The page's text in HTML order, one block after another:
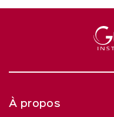
À propos